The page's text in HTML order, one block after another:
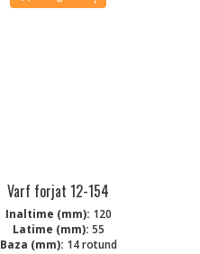
Varf forjat 12-154
Inaltime (mm): 120
Latime (mm): 55
Baza (mm): 14 rotund